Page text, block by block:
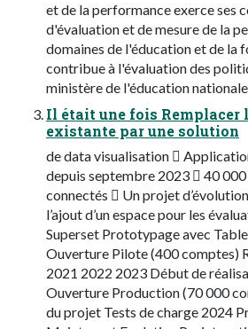
et de la performance exerce ses
d'évaluation et de mesure de la
domaines de l'éducation et de la
contribue à l'évaluation des
ministère de l'éducation nationale.
Il était une fois Remplacer
existante par une solution
de data visualisation 
depuis septembre 2023  40
connectés  Un projet
l’ajout d’un espace pour les
Superset Prototypage avec
Ouverture Pilote (400 comptes)
2021 2022 2023 Début de
Ouverture Production (70 000
du projet Tests de charge 2024